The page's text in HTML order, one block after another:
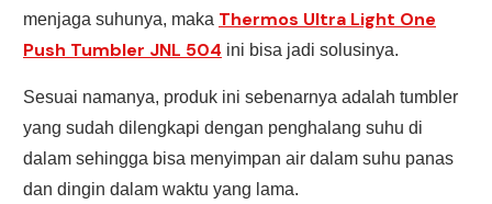
menjaga suhunya, maka Thermos Ultra Light One
Push Tumbler JNL 504 ini bisa jadi solusinya.
Sesuai namanya, produk ini sebenarnya adalah tumbler
yang sudah dilengkapi dengan penghalang suhu di
dalam sehingga bisa menyimpan air dalam suhu panas
dan dingin dalam waktu yang lama.